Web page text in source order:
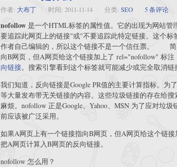
作者: 大布丁 时间: 2011-11-14 分类: SEO 5 条评论
nofollow 是一个HTML标签的属性值。它的出现为网站
要追踪此网页上的链接"或"不要追踪此特定链接。这个
作者自己编辑的，所以这个链接不是一个信任票。 简
向B网页，但A网页给这个链接加上了 rel="nofollow" 标
向链接。搜索引擎看到这个标签就可能减少或完全取消链
我们知道，反向链接是Google PR值的主要计算指标。为
等大量发布带无关链接的内容。这些垃圾链接的存在给
麻烦。nofollow 正是Google、Yahoo、MSN 为了应对垃
前应该被广泛采用。
如果A网页上有一个链接指向B网页，但A网页给这个链
把A网页计算入B网页的反向链接。
nofollow 怎么用？